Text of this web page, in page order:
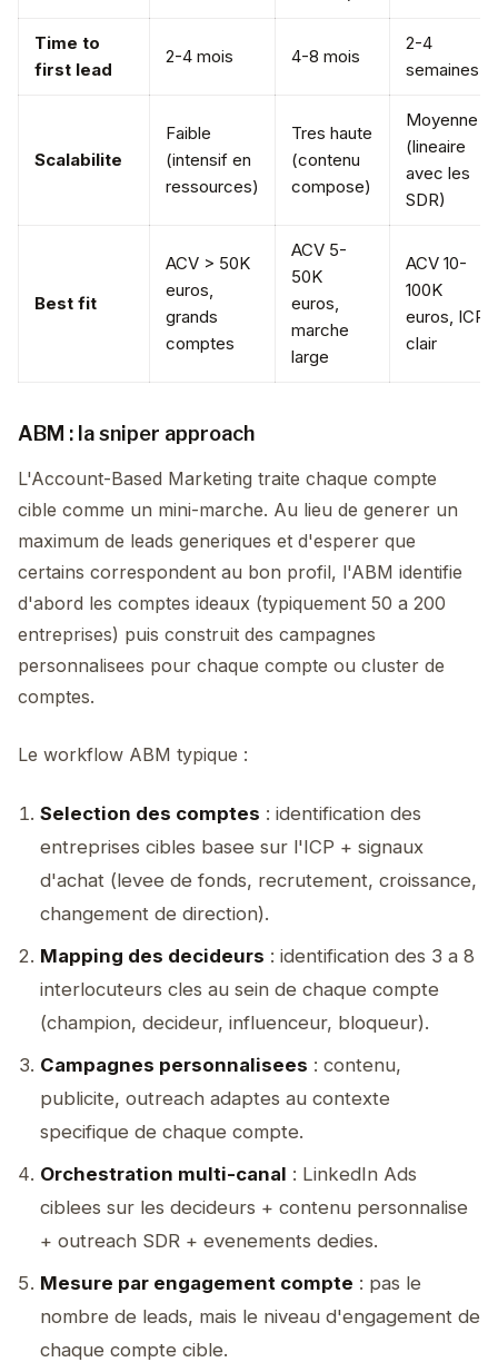
Time to
first lead
2-4 mois 4-8 mois
2-4
semaines
Scalabilite
Faible
(intensif en
ressources)
Tres haute
(contenu
compose)
Moyenne
(lineaire
avec les
SDR)
Best fit
ACV > 50K
euros,
grands
comptes
ACV 5-
50K
euros,
marche
large
ACV 10-
100K
euros, ICP
clair
ABM : la sniper approach
L'Account-Based Marketing traite chaque compte
cible comme un mini-marche. Au lieu de generer un
maximum de leads generiques et d'esperer que
certains correspondent au bon profil, l'ABM identifie
d'abord les comptes ideaux (typiquement 50 a 200
entreprises) puis construit des campagnes
personnalisees pour chaque compte ou cluster de
comptes.
Le workflow ABM typique :
Selection des comptes : identification des
entreprises cibles basee sur l'ICP + signaux
d'achat (levee de fonds, recrutement, croissance,
changement de direction).
Mapping des decideurs : identification des 3 a 8
interlocuteurs cles au sein de chaque compte
(champion, decideur, influenceur, bloqueur).
Campagnes personnalisees : contenu,
publicite, outreach adaptes au contexte
specifique de chaque compte.
Orchestration multi-canal : LinkedIn Ads
ciblees sur les decideurs + contenu personnalise
+ outreach SDR + evenements dedies.
Mesure par engagement compte : pas le
nombre de leads, mais le niveau d'engagement de
chaque compte cible.